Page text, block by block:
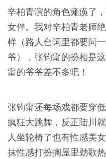
辛柏青演的角色瘫痪了
女伴。我对辛柏青老师
样（路人台词里都要问
爷），张钧甯的扮相是
甯的爷爷差不多吧！
张钧甯还每场戏都要穿
疯狂大跳舞，反正陆川
人坐轮椅了也有性感美
抹性感打扮搁屋里劲歌